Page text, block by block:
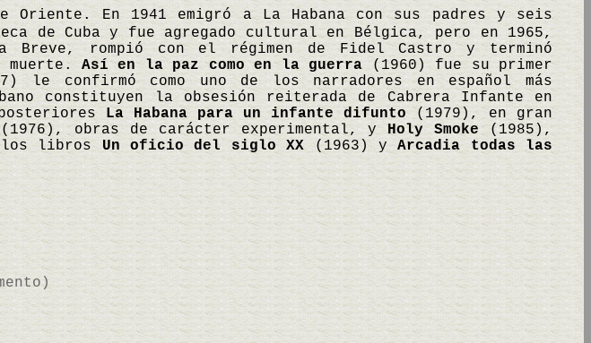
En 1941 emigró a La Habana con sus padres y seis
de Cuba y fue agregado cultural en Bélgica, pero en 1965,
rompió con el régimen de Fidel Castro y terminó
muerte. Así en la paz como en la guerra (1960) fue su primer
le confirmó como uno de los narradores en español más
constituyen la obsesión reiterada de Cabrera Infante en
La Habana para un infante difunto(1979), en gran
obras de carácter experimental, yHoly Smoke(1985),
los libros Un oficio del siglo XX (1963) yArcadia todas las